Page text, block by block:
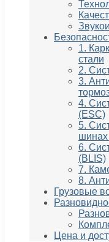
1.
стали
2.
3.
4.
(ESC)
5.
шинах
6.
(BLIS)
7.
8.
Грузовые
Цена и